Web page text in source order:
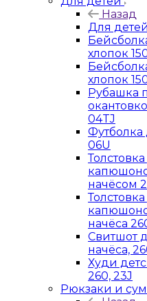
Назад
Для детей
хлопок
хлопок
Рубашка
04TJ
Футболка
06U
начёсом
начёса
Свитшот
начёса,
Худи
260, 23J
Рюкзаки и